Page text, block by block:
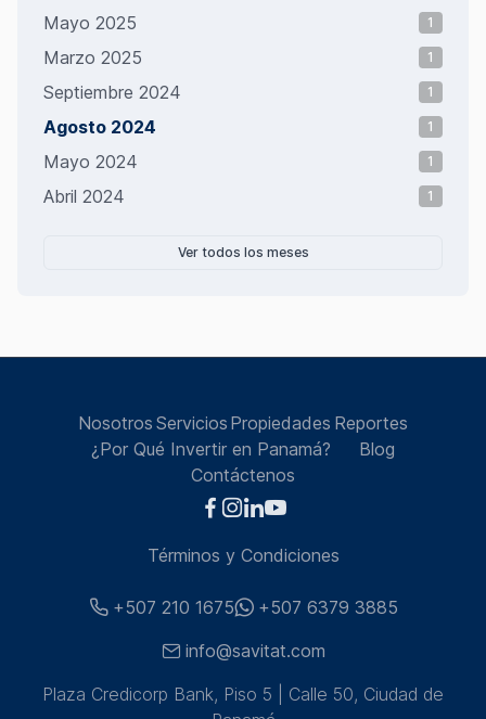
Mayo 2025 1
Marzo 2025 1
Septiembre 2024 1
Agosto 2024 1
Mayo 2024 1
Abril 2024 1
Ver todos los meses
Nosotros Servicios Propiedades Reportes
¿Por Qué Invertir en Panamá?
Blog
Contáctenos
Términos y Condiciones
+507 210 1675
+507 6379 3885
info@savitat.com
Plaza Credicorp Bank, Piso 5 | Calle 50, Ciudad de